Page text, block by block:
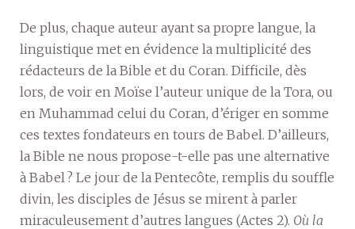
De plus, chaque auteur ayant sa propre langue, la
linguistique met en évidence la multiplicité des
rédacteurs de la Bible et du Coran. Difficile, dès
lors, de voir en Moïse l’auteur unique de la Tora, ou
en Muhammad celui du Coran, d’ériger en somme
ces textes fondateurs en tours de Babel. D’ailleurs,
la Bible ne nous propose-t-elle pas une alternative
à Babel ? Le jour de la Pentecôte, remplis du souffle
divin, les disciples de Jésus se mirent à parler
miraculeusement d’autres langues (Actes 2). Où la